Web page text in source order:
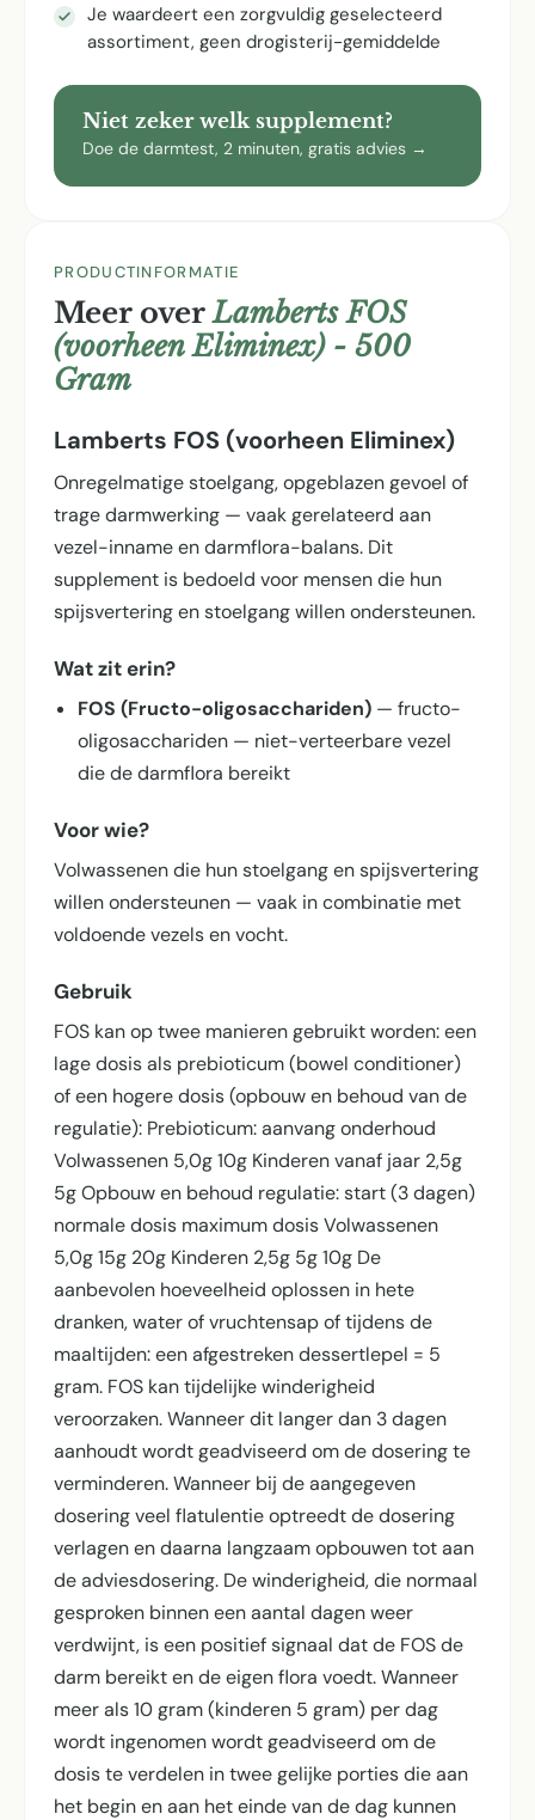
Je waardeert een zorgvuldig geselecteerd
assortiment, geen drogisterij-gemiddelde
Niet zeker welk supplement?
Doe de darmtest, 2 minuten, gratis advies →
PRODUCTINFORMATIE
Meer overLamberts FOS
(voorheen Eliminex) - 500
Gram
Lamberts FOS (voorheen Eliminex)
Onregelmatige stoelgang, opgeblazen gevoel of
trage darmwerking — vaak gerelateerd aan
vezel-inname en darmflora-balans. Dit
supplement is bedoeld voor mensen die hun
spijsvertering en stoelgang willen ondersteunen.
Wat zit erin?
FOS (Fructo-oligosacchariden) — fructo-
oligosacchariden — niet-verteerbare vezel
die de darmflora bereikt
Voor wie?
Volwassenen die hun stoelgang en spijsvertering
willen ondersteunen — vaak in combinatie met
voldoende vezels en vocht.
Gebruik
FOS kan op twee manieren gebruikt worden: een
lage dosis als prebioticum (bowel conditioner)
of een hogere dosis (opbouw en behoud van de
regulatie): Prebioticum: aanvang onderhoud
Volwassenen 5,0g 10g Kinderen vanaf jaar 2,5g
5g Opbouw en behoud regulatie: start (3 dagen)
normale dosis maximum dosis Volwassenen
5,0g 15g 20g Kinderen 2,5g 5g 10g De
aanbevolen hoeveelheid oplossen in hete
dranken, water of vruchtensap of tijdens de
maaltijden: een afgestreken dessertlepel = 5
gram. FOS kan tijdelijke winderigheid
veroorzaken. Wanneer dit langer dan 3 dagen
aanhoudt wordt geadviseerd om de dosering te
verminderen. Wanneer bij de aangegeven
dosering veel flatulentie optreedt de dosering
verlagen en daarna langzaam opbouwen tot aan
de adviesdosering. De winderigheid, die normaal
gesproken binnen een aantal dagen weer
verdwijnt, is een positief signaal dat de FOS de
darm bereikt en de eigen flora voedt. Wanneer
meer als 10 gram (kinderen 5 gram) per dag
wordt ingenomen wordt geadviseerd om de
dosis te verdelen in twee gelijke porties die aan
het begin en aan het einde van de dag kunnen